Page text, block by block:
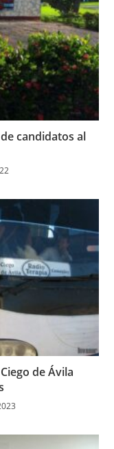
candidatos al
de Ávila